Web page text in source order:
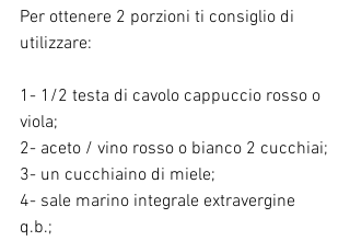
Per ottenere 2 porzioni ti consiglio di
utilizzare:
1- 1/2 testa di cavolo cappuccio rosso o
viola;
2- aceto / vino rosso o bianco 2 cucchiai;
3- un cucchiaino di miele;
4- sale marino integrale extravergine
q.b.;